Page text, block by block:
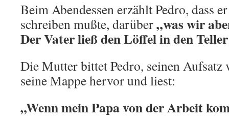
Beim Abendessen erzählt Pedro, dass
schreiben mußte, darüber„was wir
Der Vater ließ den Löffel in den
Die Mutter bittet Pedro, seinen Aufsatz
seine Mappe hervor und liest:
„Wenn mein Papa von der Arbeit